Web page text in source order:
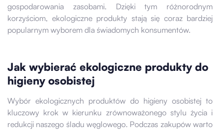
gospodarowania zasobami. Dzięki tym różnorodnym
korzyściom, ekologiczne produkty stają się coraz bardziej
popularnym wyborem dla świadomych konsumentów.
Jak wybierać ekologiczne produkty do
higieny osobistej
Wybór ekologicznych produktów do higieny osobistej to
kluczowy krok w kierunku zrównoważonego stylu życia i
redukcji naszego śladu węglowego. Podczas zakupów warto